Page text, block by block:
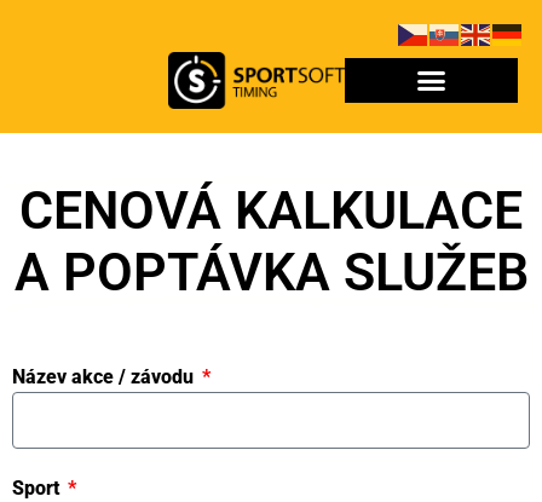
CENOVÁ KALKULACE
A POPTÁVKA SLUŽEB
Název akce / závodu
Sport